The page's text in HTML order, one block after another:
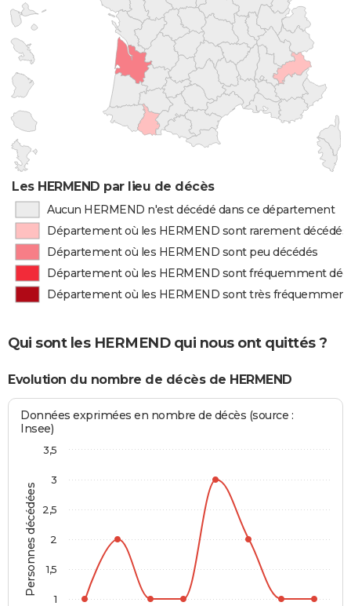
Les HERMEND par lieu de décès
Aucun HERMEND n'est décédé dans ce département
Département où les HERMEND sont rarement décédés
Département où les HERMEND sont peu décédés
Département où les HERMEND sont fréquemment
Département où les HERMEND sont très
Qui sont les HERMEND qui nous ont quittés ?
Evolution du nombre de décès de HERMEND
Personnes décédées
Données exprimées en nombre de décès (source :
Insee)
1
1,5
2
2,5
3
3,5